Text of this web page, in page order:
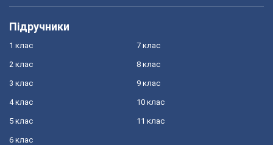
Підручники
1 клас
2 клас
3 клас
4 клас
5 клас
6 клас
7 клас
8 клас
9 клас
10 клас
11 клас